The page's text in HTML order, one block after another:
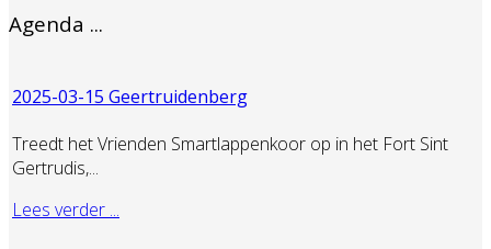
Agenda ...
2025-03-15 Geertruidenberg
Treedt het Vrienden Smartlappenkoor op in het Fort Sint
Gertrudis,...
Lees verder ...